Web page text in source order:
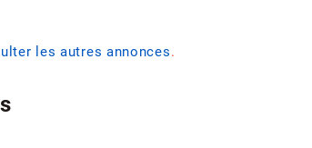
les autres annonces.